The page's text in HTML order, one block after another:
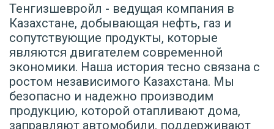
Тенгизшевройл - ведущая компания в
Казахстане, добывающая нефть, газ и
сопутствующие продукты, которые
являются двигателем современной
экономики. Наша история тесно связана с
ростом независимого Казахстана. Мы
безопасно и надежно производим
продукцию, которой отапливают дома,
заправляют автомобили, поддерживают